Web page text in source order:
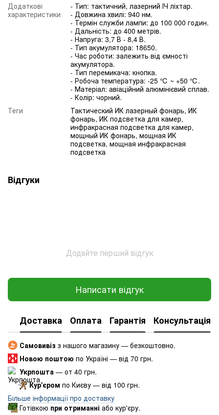
Додаткові
характеристики
- Тип: тактичний, лазерний ІЧ ліхтар.
- Довжина хвилі: 940 нм.
- Термін служби лампи: до 100 000 годин.
- Дальність: до 400 метрів.
- Напруга: 3,7 В - 8,4 В.
- Тип акумулятора: 18650.
- Час роботи: залежить від ємності
акумулятора.
- Тип перемикача: кнопка.
- Робоча температура: -25 ℃ ~ +50 ℃.
- Матеріал: авіаційний алюмінієвий сплав.
- Колір: чорний.
Теги
Тактический ИК лазерный фонарь, ИК
фонарь, ИК подсветка для камер,
инфракрасная подсветка для камер,
мощный ИК фонарь, мощная ИК
подсветка, мощная инфракрасная
подсветка
Відгуки
Додайте перший відгук
Написати відгук
Доставка Оплата Гарантія Консультація
Самовивіз з нашого магазину — безкоштовно.
Новою поштою по Україні — від 70 грн.
Укрпошта — от 40 грн.
Кур'єром по Києву — від 100 грн.
Більше інформації про доставку
Готівкою при отриманні або кур'єру.